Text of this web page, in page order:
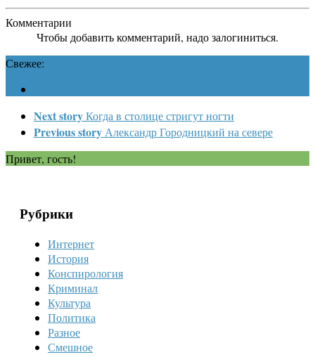
Комментарии
Чтобы добавить комментарий, надо залогиниться.
Свежее:
Next storyКогда в столице стригут ногти
Previous story Александр Городницкий на севере
Привет, гость!
Рубрики
Интернет
История
Конспирология
Криминал
Культура
Политика
Разное
Смешное